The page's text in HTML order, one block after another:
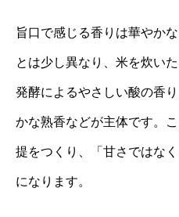
旨口で感じる香りは華やか
とは少し異なり、米を炊い
発酵によるやさしい酸の香
かな熟香などが主体です。
提をつくり、「甘さではな
になります。